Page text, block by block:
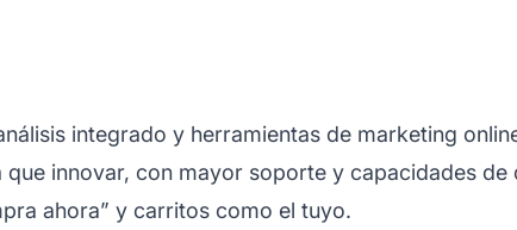
integrado y herramientas de marketing
innovar, con mayor soporte y capacidades
ahora” y carritos como el tuyo.